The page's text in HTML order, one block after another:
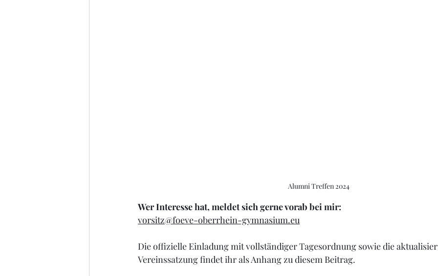
Alumni Treffen 2024
Wer Interesse hat, meldet sich gerne vorab bei mir:
vorsitz@foeve-oberrhein-gymnasium.eu
Die offizielle Einladung mit vollständiger Tagesordnung sowie die
Vereinssatzung findet ihr als Anhang zu diesem Beitrag.